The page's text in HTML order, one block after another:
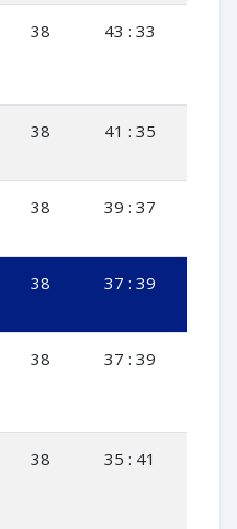
38 43 : 33
38 41 : 35
38 39 : 37
38 37 : 39
38 37 : 39
38 35 : 41